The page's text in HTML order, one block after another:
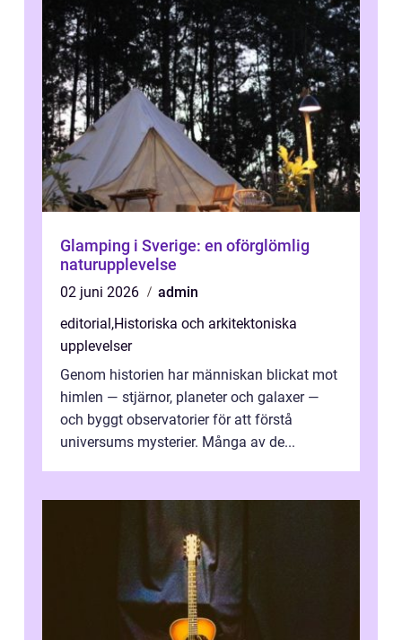
Glamping i Sverige: en oförglömlig
naturupplevelse
02 juni 2026
admin
editorial,Historiska och arkitektoniska
upplevelser
Genom historien har människan blickat mot
himlen — stjärnor, planeter och galaxer —
och byggt observatorier för att förstå
universums mysterier. Många av de...